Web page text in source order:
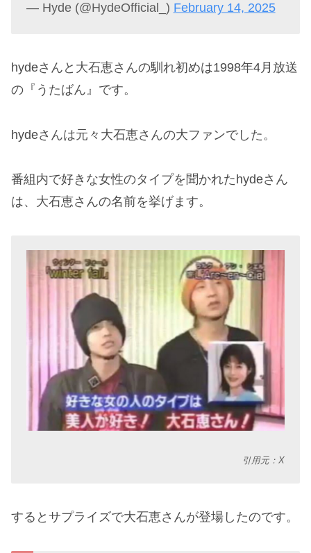
— Hyde (@HydeOfficial_) February 14, 2025
hydeさんと大石恵さんの馴れ初めは1998年4月放送
の『うたばん』です。
hydeさんは元々大石恵さんの大ファンでした。
番組内で好きな女性のタイプを聞かれたhydeさん
は、大石恵さんの名前を挙げます。
引用元：X
するとサプライズで大石恵さんが登場したのです。